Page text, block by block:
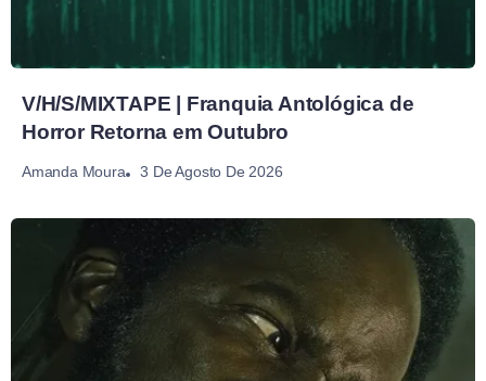
V/H/S/MIXTAPE | Franquia Antológica de
Horror Retorna em Outubro
Amanda Moura 3 De Agosto De 2026